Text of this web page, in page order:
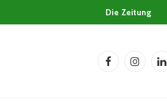
Die Zeitung
FacebookInstagram